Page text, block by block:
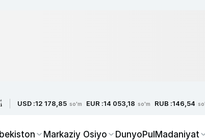
USD :12 178,85 so'm EUR :14 053,18 so'm RUB :146,54
Markaziy Osiyo DunyoPulMadaniyat